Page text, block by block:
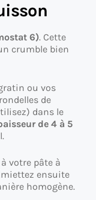
6). Cette
crumble bien
ou vos
de
dans le
de 4 à 5
votre pâte à
ensuite
homogène.